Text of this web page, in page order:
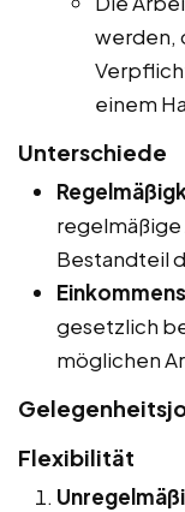
werden,
einem
Unterschiede
Bestandteil
gesetzlich
möglichen
Flexibilität